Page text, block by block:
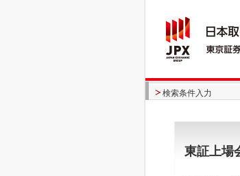
検索条件入力
東証上場